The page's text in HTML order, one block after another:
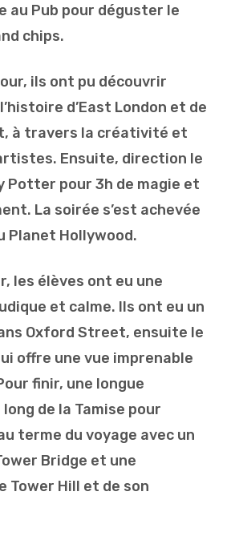
au Pub pour déguster le
chips.
ils ont pu découvrir
d’East London et de
à travers la créativité et
Ensuite, direction le
Potter pour 3h de magie et
La soirée s’est achevée
Planet Hollywood.
les élèves ont eu une
et calme. Ils ont eu un
Oxford Street, ensuite le
offre une vue imprenable
finir, une longue
de la Tamise pour
terme du voyage avec un
Bridge et une
Tower Hill et de son